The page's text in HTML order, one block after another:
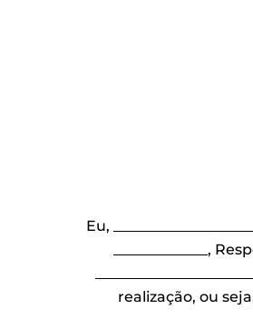
Eu,
_____________,
realização, ou